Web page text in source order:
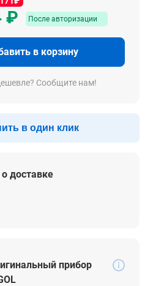
₽ После авторизации
в корзину
Сообщите нам!
в один клик
доставке
прибор